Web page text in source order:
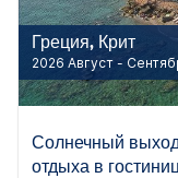
Греция, Крит
2026 Август -
Солнечный
отдыха в